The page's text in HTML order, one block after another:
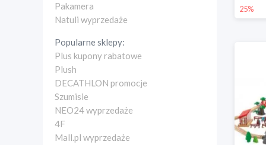
Pakamera
Natuli wyprzedaże
Popularne sklepy:
Plus kupony rabatowe
Plush
DECATHLON promocje
Szumisie
NEO24 wyprzedaże
4F
Mall.pl wyprzedaże
25%